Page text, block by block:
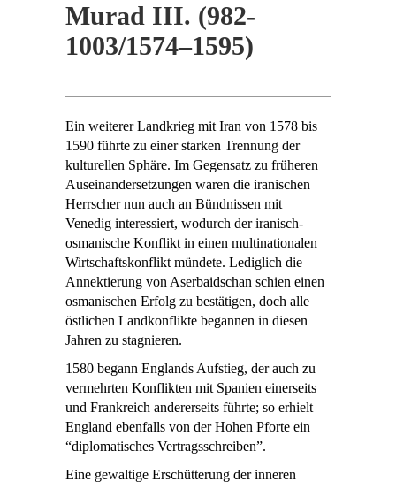
Murad III. (982-
1003/1574–1595)
Ein weiterer Landkrieg mit Iran von 1578 bis
1590 führte zu einer starken Trennung der
kulturellen Sphäre. Im Gegensatz zu früheren
Auseinandersetzungen waren die iranischen
Herrscher nun auch an Bündnissen mit
Venedig interessiert, wodurch der iranisch-
osmanische Konflikt in einen multinationalen
Wirtschaftskonflikt mündete. Lediglich die
Annektierung von Aserbaidschan schien einen
osmanischen Erfolg zu bestätigen, doch alle
östlichen Landkonflikte begannen in diesen
Jahren zu stagnieren.
1580 begann Englands Aufstieg, der auch zu
vermehrten Konflikten mit Spanien einerseits
und Frankreich andererseits führte; so erhielt
England ebenfalls von der Hohen Pforte ein
“diplomatisches Vertragsschreiben”.
Eine gewaltige Erschütterung der inneren